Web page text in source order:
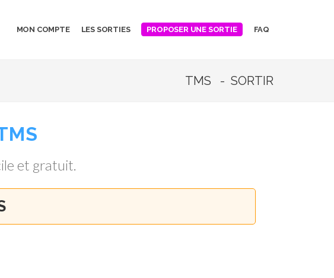
MON COMPTE LES SORTIES PROPOSER UNE SORTIE FAQ
TMS - SORTIR
et gratuit.